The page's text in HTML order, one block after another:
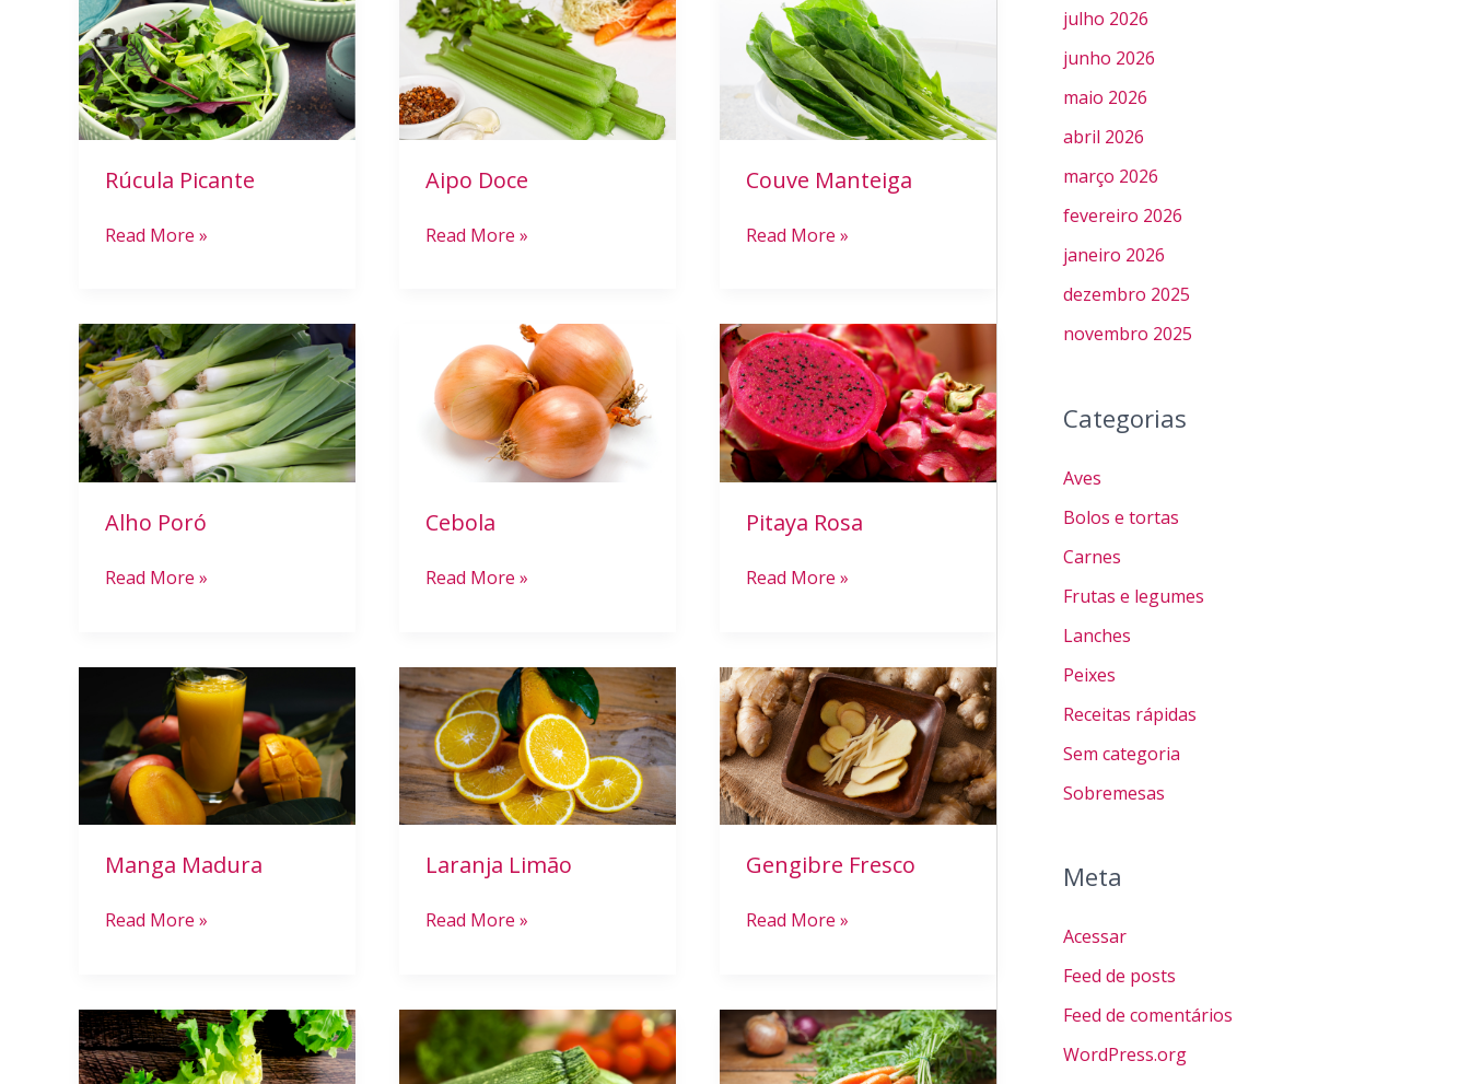
Rúcula Picante
Picante
Read More »
Aipo Doce
Doce
Read More »
Couve Manteiga
Manteiga
Read More »
Alho Poró
Alho
Poró
Read More »
Cebola
Read More »
Pitaya Rosa
Pitaya
Rosa
Read More »
Manga Madura
Madura
Read More »
Laranja Limão
Laranja
Limão
Read More »
Gengibre Fresco
Gengibre
Fresco
Read More »
Escarola
Crocante
Abobrinha
Cenoura
Dourada
julho 2026
junho 2026
maio 2026
abril 2026
março 2026
fevereiro 2026
janeiro 2026
dezembro 2025
novembro 2025
Categorias
Aves
Bolos e tortas
Carnes
Frutas e legumes
Lanches
Peixes
Receitas rápidas
Sem categoria
Sobremesas
Meta
Acessar
Feed de posts
Feed de comentários
WordPress.org